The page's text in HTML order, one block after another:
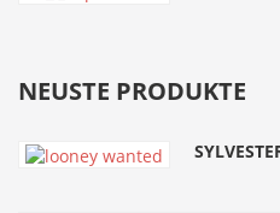
NEUSTE PRODUKTE